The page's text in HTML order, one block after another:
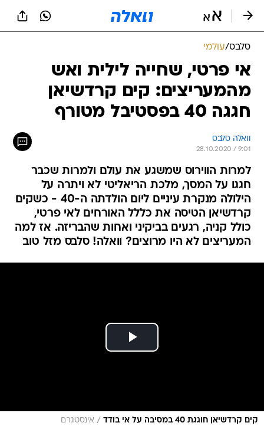
סלבס/עולמי
אי פרטי, שחייה לילית ואש
מהמעריצים: קים קרדשיאן
חגגה 40 בפסטיבל מטורף
וואלה סלבס
28.10.2020 / 9:01
למרות הווירוס שמשגע את עולם ולמרות שכבר
חגגו על המסך, מלכת הריאליטי לא ויתרה על
הילולה מנקרת עיניים ליום הולדתה ה-40 - כשקים
קרדשיאן הטיסה את כללל האורחים לאי פרטי,
כולל קניה, רגעים בביקיני ואחות שהבריזה. אז למה
המעריצים לא היו מרוצים? וואלה! סלבס מזל טוב
קים קרדשיאן חוגגת 40 במסיבה על אי בודד / אינסטגרם